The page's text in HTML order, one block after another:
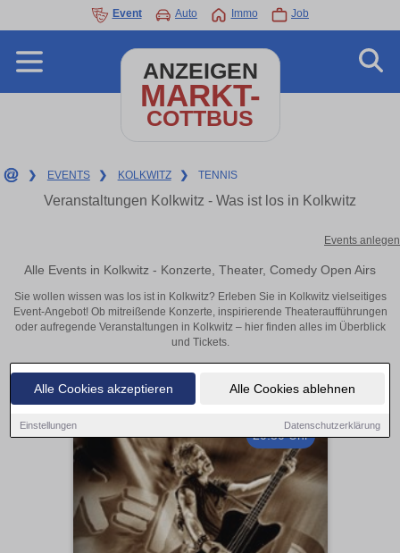
Alle Cookies akzeptieren Alle Cookies ablehnen
Einstellungen Datenschutzerklärung
Event Auto Immo Job
ANZEIGEN
MARKT-
COTTBUS
❯ EVENTS ❯ KOLKWITZ ❯ TENNIS
Veranstaltungen Kolkwitz - Was ist los in Kolkwitz
Events anlegen
Alle Events in Kolkwitz - Konzerte, Theater, Comedy Open Airs
Sie wollen wissen was los ist in Kolkwitz? Erleben Sie in Kolkwitz vielseitiges
Event-Angebot! Ob mitreißende Konzerte, inspirierende Theateraufführungen
oder aufregende Veranstaltungen in Kolkwitz – hier finden alles im Überblick
und Tickets.
20:30 Uhr